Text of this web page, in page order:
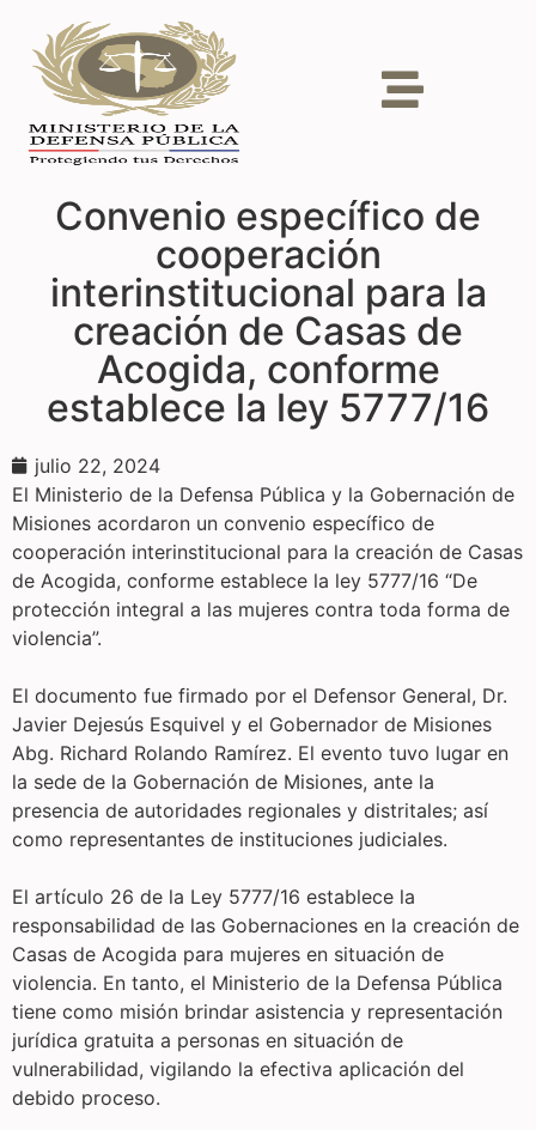
Convenio específico de
cooperación
interinstitucional para la
creación de Casas de
Acogida, conforme
establece la ley 5777/16
julio 22, 2024
El Ministerio de la Defensa Pública y la Gobernación de
Misiones acordaron un convenio específico de
cooperación interinstitucional para la creación de Casas
de Acogida, conforme establece la ley 5777/16 “De
protección integral a las mujeres contra toda forma de
violencia”.
El documento fue firmado por el Defensor General, Dr.
Javier Dejesús Esquivel y el Gobernador de Misiones
Abg. Richard Rolando Ramírez. El evento tuvo lugar en
la sede de la Gobernación de Misiones, ante la
presencia de autoridades regionales y distritales; así
como representantes de instituciones judiciales.
El artículo 26 de la Ley 5777/16 establece la
responsabilidad de las Gobernaciones en la creación de
Casas de Acogida para mujeres en situación de
violencia. En tanto, el Ministerio de la Defensa Pública
tiene como misión brindar asistencia y representación
jurídica gratuita a personas en situación de
vulnerabilidad, vigilando la efectiva aplicación del
debido proceso.